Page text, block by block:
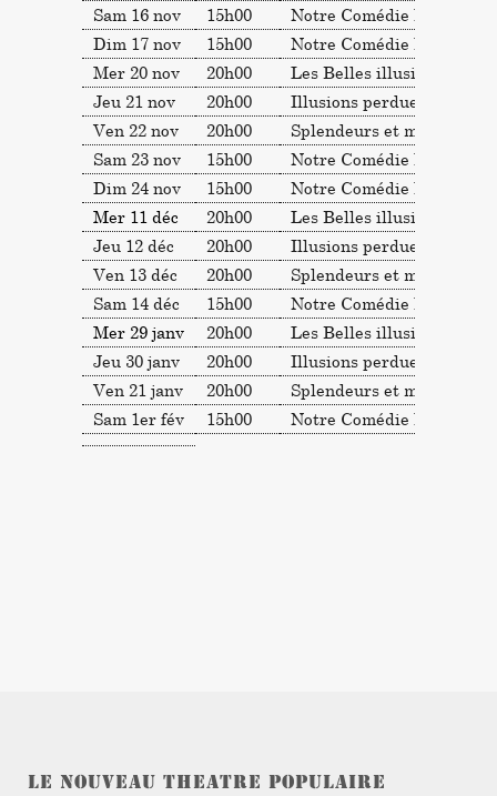
Sam 16 nov
15h00
Notre Comédie humaine
Dim 17 nov
15h00
Notre Comédie humaine
Mer 20 nov
20h00
Les Belles illusions de la
Jeu 21 nov
20h00
Illusions perdues
Ven 22 nov
20h00
Splendeurs et misères
Sam 23 nov
15h00
Notre Comédie humaine
Dim 24 nov
15h00
Notre Comédie humaine
Mer 11 déc
20h00
Les Belles illusions de la
Jeu 12 déc
20h00
Illusions perdues
Ven 13 déc
20h00
Splendeurs et misères
Sam 14 déc
15h00
Notre Comédie humaine
Mer 29 janv
20h00
Les Belles illusions de la
Jeu 30 janv
20h00
Illusions perdues
Ven 21 janv
20h00
Splendeurs et misères
Sam 1er fév
15h00 Notre Comédie humaine
LE NOUVEAU THEATRE POPULAIRE